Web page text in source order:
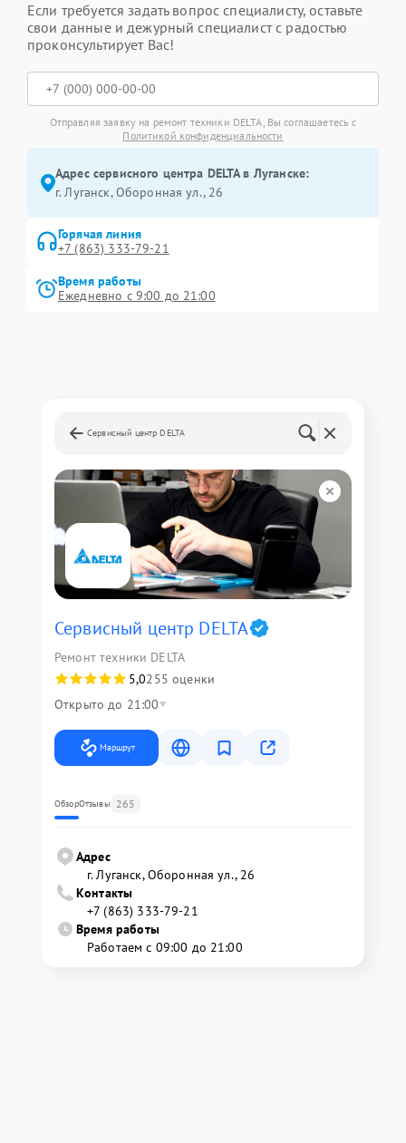
Если требуется задать вопрос специалисту, оставьте
свои данные и дежурный специалист с радостью
проконсультирует Вас!
Отправляя заявку на ремонт техники DELTA, Вы соглашаетесь с
Политикой конфиденциальности
Адрес сервисного центра DELTA в Луганске:
г. Луганск, Оборонная ул., 26
Горячая линия
+7 (863) 333-79-21
Время работы
Ежедневно с 9:00 до 21:00
Сервисный центр DELTA
Сервисный центр DELTA
Ремонт техники DELTA
5,0255 оценки
Открыто до 21:00
Маршрут
ОбзорОтзывы 265
Адрес
г. Луганск, Оборонная ул., 26
Контакты
+7 (863) 333-79-21
Время работы
Работаем с 09:00 до 21:00